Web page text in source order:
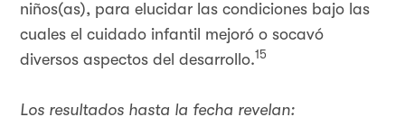
niños(as), para elucidar las condiciones bajo las
cuales el cuidado infantil mejoró o socavó
diversos aspectos del desarrollo.15
Los resultados hasta la fecha revelan: